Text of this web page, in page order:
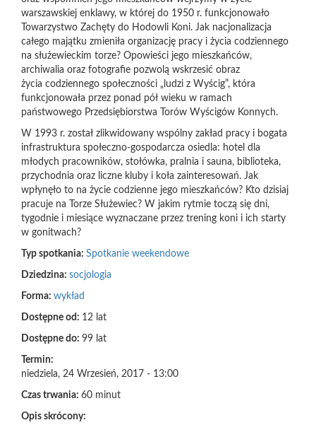
warszawskiej enklawy, w której do 1950 r. funkcjonowało
Towarzystwo Zachęty do Hodowli Koni. Jak nacjonalizacja
całego majątku zmieniła organizację pracy i życia codziennego
na służewieckim torze? Opowieści jego mieszkańców,
archiwalia oraz fotografie pozwolą wskrzesić obraz
życia codziennego społeczności „ludzi z Wyścig”, która
funkcjonowała przez ponad pół wieku w ramach
państwowego Przedsiębiorstwa Torów Wyścigów Konnych.
W 1993 r. został zlikwidowany wspólny zakład pracy i bogata
infrastruktura społeczno-gospodarcza osiedla: hotel dla
młodych pracowników, stołówka, pralnia i sauna, biblioteka,
przychodnia oraz liczne kluby i koła zainteresowań. Jak
wpłynęło to na życie codzienne jego mieszkańców? Kto dzisiaj
pracuje na Torze Służewiec? W jakim rytmie toczą się dni,
tygodnie i miesiące wyznaczane przez trening koni i ich starty
w gonitwach?
Typ spotkania: Spotkanie weekendowe
Dziedzina: socjologia
Forma: wykład
Dostępne od: 12 lat
Dostępne do: 99 lat
Termin:
niedziela, 24 Wrzesień, 2017 - 13:00
Czas trwania: 60 minut
Opis skrócony: